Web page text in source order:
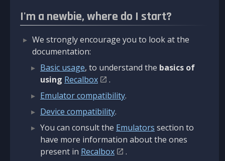
I'm a newbie, where do I start?
We strongly encourage you to look at the
documentation:
Basic usage, to understand the basics of
using Recalbox
.
Emulator compatibility.
Device compatibility.
You can consult the Emulators section to
have more information about the ones
present in Recalbox
.